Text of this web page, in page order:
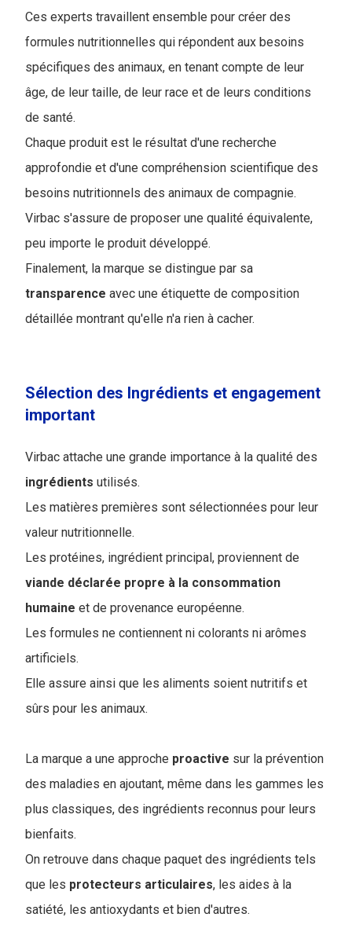
Ces experts travaillent ensemble pour créer des
formules nutritionnelles qui répondent aux besoins
spécifiques des animaux, en tenant compte de leur
âge, de leur taille, de leur race et de leurs conditions
de santé.
Chaque produit est le résultat d'une recherche
approfondie et d'une compréhension scientifique des
besoins nutritionnels des animaux de compagnie.
Virbac s'assure de proposer une qualité équivalente,
peu importe le produit développé.
Finalement, la marque se distingue par sa
transparence avec une étiquette de composition
détaillée montrant qu'elle n'a rien à cacher.
Sélection des Ingrédients et engagement
important
Virbac attache une grande importance à la qualité des
ingrédients utilisés.
Les matières premières sont sélectionnées pour leur
valeur nutritionnelle.
Les protéines, ingrédient principal, proviennent de
viande déclarée propre à la consommation
humaine et de provenance européenne.
Les formules ne contiennent ni colorants ni arômes
artificiels.
Elle assure ainsi que les aliments soient nutritifs et
sûrs pour les animaux.
La marque a une approche proactive sur la prévention
des maladies en ajoutant, même dans les gammes les
plus classiques, des ingrédients reconnus pour leurs
bienfaits.
On retrouve dans chaque paquet des ingrédients tels
que les protecteurs articulaires, les aides à la
satiété, les antioxydants et bien d'autres.